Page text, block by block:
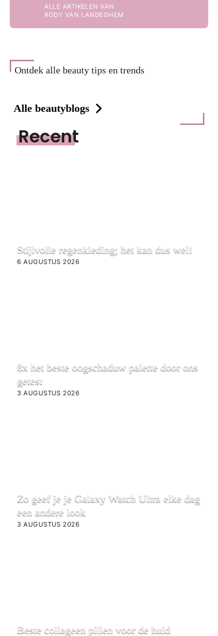
ALLE ARTIKELEN VAN
RODY VAN LANDEGHEM
Ontdek alle beauty tips en trends
Alle beautyblogs
Recent
Stijlvolle regenkleding; het kan dus wel!
6 AUGUSTUS 2026
8x het beste oogschaduw palette door ons
getest
3 AUGUSTUS 2026
Zo geef je je Galaxy Watch Ultra elke dag
een andere look
3 AUGUSTUS 2026
Beste collageen pillen voor de huid